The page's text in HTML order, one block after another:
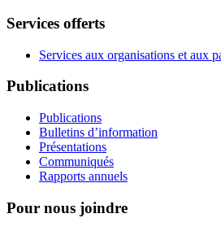
Services offerts
Services aux organisations et aux
Publications
Publications
Bulletins d’information
Présentations
Communiqués
Rapports annuels
Pour nous joindre